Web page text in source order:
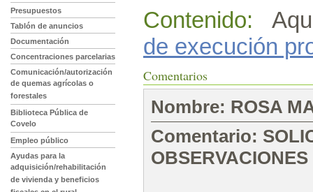
Presupuestos
Tablón de anuncios
Documentación
Concentraciones parcelarias
Comunicación/autorización
de quemas agrícolas o
forestales
Biblioteca Pública de
Covelo
Empleo público
Ayudas para la
adquisición/rehabilitación
de vivienda y beneficios
Contenido:
de execución
Comentarios
Nombre: ROSA
Comentario: